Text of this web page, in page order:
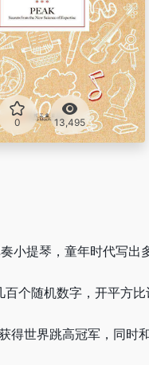
0 13,495
小提琴，童年时代写出
百个随机数字，开平方
得世界跳高冠军，同时